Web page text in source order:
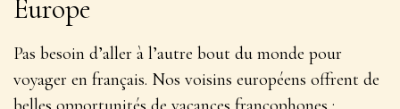
Europe
Pas besoin d’aller à l’autre bout du monde pour
voyager en français. Nos voisins européens offrent de